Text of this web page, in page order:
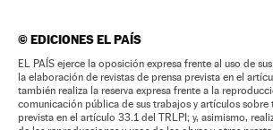
©EDICIONES EL PAÍS
EL PAÍS ejerce la oposición expresa frente al uso de
la elaboración de revistas de prensa prevista en el
también realiza la reserva expresa frente a la
comunicación pública de sus trabajos y artículos sobre
prevista en el artículo 33.1 del TRLPI; y, asimismo,